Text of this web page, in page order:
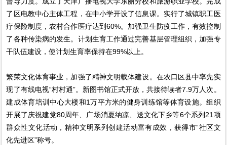
了区电教中心主体工程，在中小学开设了信息课。实行了城镇职工医
疗保险制度，农村合作医疗达到60%。加强卫生防疫工作，有效控制
了各种传染病的发生。计划生育工作通过完善基层管理组织，加强专
干队伍建设，使计划生育率保持在99%以上。
繁荣文化体育事业，加强了精神文明载体建设。在农口区县中率先实
现了有线电视“村村通”。新图书馆正式开放，共接待读者7.9万人次。
建成体育培训中心大楼和1万平方米的健身训练馆等体育设施。组织
开展了庆祝建党80周年、广场消夏纳凉、送文化下乡等6个系列21项
群众性文化活动，精神文明系列创建活动富有成效，获得市“社区文
化先进区”称号。